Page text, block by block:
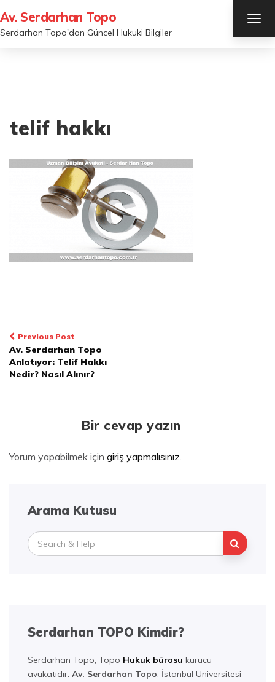
Av. Serdarhan Topo
Serdarhan Topo'dan Güncel Hukuki Bilgiler
telif hakkı
Yazı
dolaşımı
Previous Post
Av. Serdarhan Topo
Anlatıyor: Telif Hakkı
Nedir? Nasıl Alınır?
Bir cevap yazın
Yorum yapabilmek için giriş yapmalısınız.
Arama Kutusu
Search
for:
Serdarhan TOPO Kimdir?
Serdarhan Topo, Topo Hukuk bürosu kurucu
avukatıdır. Av. Serdarhan Topo, İstanbul Üniversitesi